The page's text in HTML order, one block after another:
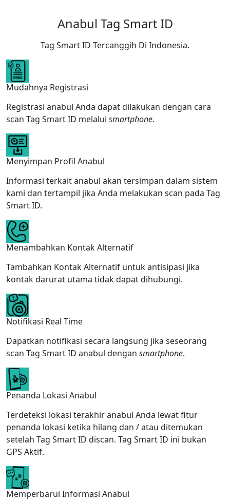
Anabul Tag Smart ID
Tag Smart ID Tercanggih Di Indonesia.
Mudahnya Registrasi
Registrasi anabul Anda dapat dilakukan dengan cara
scan Tag Smart ID melalui smartphone.
Menyimpan Profil Anabul
Informasi terkait anabul akan tersimpan dalam sistem
kami dan tertampil jika Anda melakukan scan pada Tag
Smart ID.
Menambahkan Kontak Alternatif
Tambahkan Kontak Alternatif untuk antisipasi jika
kontak darurat utama tidak dapat dihubungi.
Notifikasi Real Time
Dapatkan notifikasi secara langsung jika seseorang
scan Tag Smart ID anabul dengan smartphone.
Penanda Lokasi Anabul
Terdeteksi lokasi terakhir anabul Anda lewat fitur
penanda lokasi ketika hilang dan / atau ditemukan
setelah Tag Smart ID discan. Tag Smart ID ini bukan
GPS Aktif.
Memperbarui Informasi Anabul